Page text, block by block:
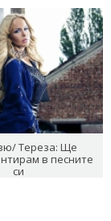
Тереза: Ще
в песните
си